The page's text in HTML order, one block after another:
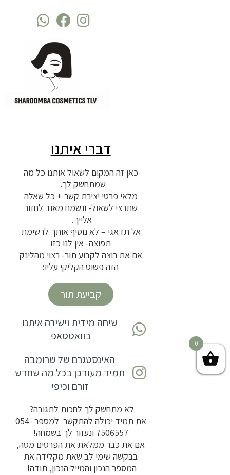
דברי איתנו
כאן זה המקום לשאול אותנו כל מה
שמתחשק לך.
מלאי פרטי יצירת קשר + כל שאלה
שתרצי לשאול- ונשמח מאוד לחזור
אלייך.
אל תדאגי – לא נוסיף אותך לרשימת
תפוצה- אין לנו כזו
אם את רוצה לקבוע תור- רצוי מהלינק
הזה פשוט הקליקי עליו:
קביעת תור
שיחה מידית וישירה איתנו
בוואטסאפ
האינסטגרם של שרומבה
תמיד מעודכן בכל מה שחדש
זורם וכיפי
לא מתחשק לך לחכות לתגובה?
את תמיד יכולה להתקשר למספר 054-
7506557 ונעזור לך בשמחה!
אם את כבר ממלאת את הפרטים מטה,
בבקשה שימי לב שאת מקלידה את
המספר הנכון והמייל הנכון, תודה!
0